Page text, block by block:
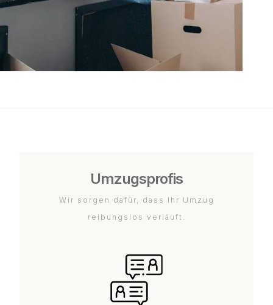
Umzugsprofis
Wir sorgen dafür, dass Ihr Umzug
reibungslos verläuft.